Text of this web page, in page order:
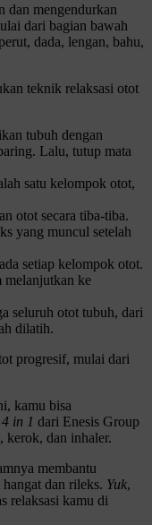
dan mengendurkan
dari bagian bawah
dada, lengan, bahu,
teknik relaksasi otot
tubuh dengan
Lalu, tutup mata
satu kelompok otot,
otot secara tiba-tiba.
yang muncul setelah
setiap kelompok otot.
melanjutkan ke
seluruh otot tubuh, dari
dilatih.
progresif, mulai dari
kamu bisa
4 in 1 dari Enesis Group
kerok, dan inhaler.
membantu
hangat dan rileks. Yuk,
relaksasi kamu di